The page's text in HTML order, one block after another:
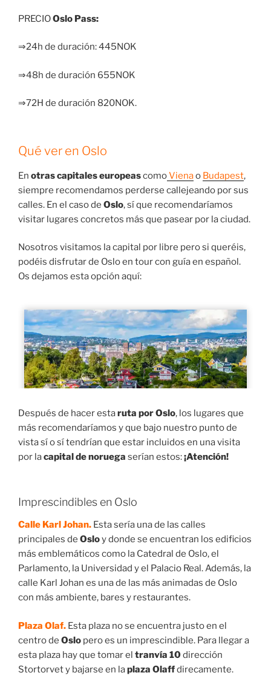
PRECIOOslo Pass:
⇒24h de duración: 445NOK
⇒48h de duración 655NOK
⇒72H de duración 820NOK.
Qué ver en Oslo
En otras capitales europeascomoVienao Budapest,
siempre recomendamos perderse callejeando por sus
calles. En el caso de Oslo, sí que recomendaríamos
visitar lugares concretos más que pasear por la ciudad.
Nosotros visitamos la capital por libre pero si queréis,
podéis disfrutar de Oslo en tour con guía en español.
Os dejamos esta opción aquí:
Después de hacer estaruta por Oslo, los lugares que
más recomendaríamos y que bajo nuestro punto de
vista sí o sí tendrían que estar incluidos en una visita
por lacapital de noruega serían estos:¡Atención!
Imprescindibles en Oslo
Calle Karl Johan. Esta sería una de las calles
principales de Osloy donde se encuentran los edificios
más emblemáticos como la Catedral de Oslo, el
Parlamento, la Universidad y el Palacio Real. Además, la
calle Karl Johan es una de las más animadas de Oslo
con más ambiente, bares y restaurantes.
Plaza Olaf. Esta plaza no se encuentra justo en el
centro de Oslo pero es un imprescindible. Para llegar a
esta plaza hay que tomar el tranvía 10dirección
Stortorvet y bajarse en laplaza Olaffdirecamente.